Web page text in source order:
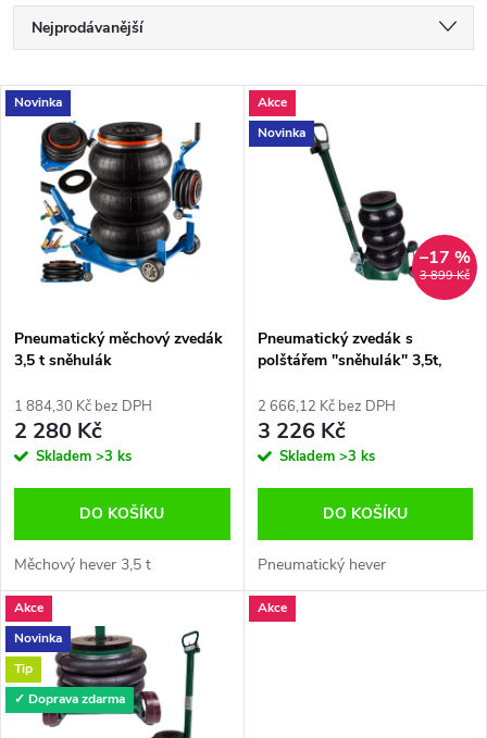
Ř
a
p
r
o
u
k
t
Nejprodávanější
Nejdražší
Abecedně
V
s
p
r
o
d
u
k
t
Novinka
Pneumatický měchový zvedák
3,5 t sněhulák
1 884,30 Kč bez DPH
2 280 Kč
Skladem >3 ks
DO KOŠÍKU
Měchový hever 3,5 t
Akce
Novinka
3 899 Kč
–17 %
Pneumatický zvedák s
polštářem "sněhulák" 3,5t,
rukojeť Silver S12071G
2 666,12 Kč bez DPH
3 226 Kč
Skladem >3 ks
DO KOŠÍKU
Pneumatický hever
Akce
Novinka
Tip
✓ Doprava zdarma
Akce